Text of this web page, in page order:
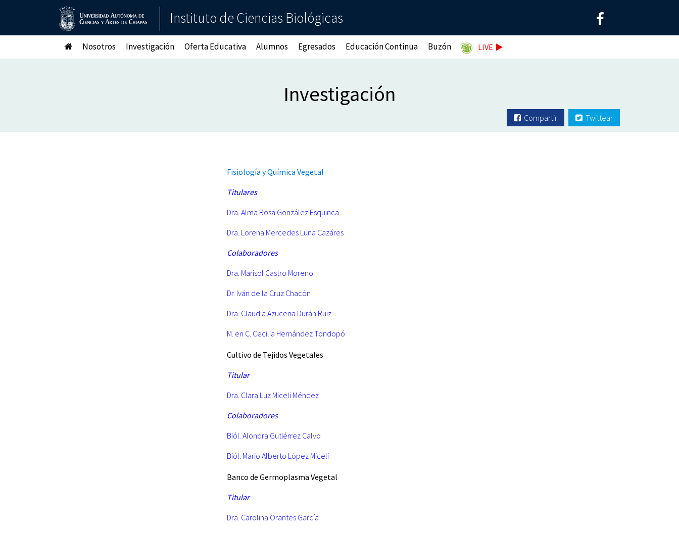
Instituto de Ciencias Biológicas
Nosotros Investigación Oferta Educativa Alumnos Egresados Educación Continua Buzón LIVE
Investigación
Compartir Twittear
Fisiología y Química Vegetal
Titulares
Dra. Alma Rosa González Esquinca
Dra. Lorena Mercedes Luna Cazáres
Colaboradores
Dra. Marisol Castro Moreno
Dr. Iván de la Cruz Chacón
Dra. Claudia Azucena Durán Ruiz
M. en C. Cecilia Hernández Tondopó
Cultivo de Tejidos Vegetales
Titular
Dra. Clara Luz Miceli Méndez
Colaboradores
Biól. Alondra Gutiérrez Calvo
Biól. Mario Alberto López Miceli
Banco de Germoplasma Vegetal
Titular
Dra. Carolina Orantes García